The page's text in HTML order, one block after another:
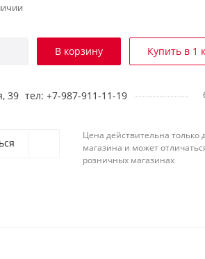
В корзину Купить в 1
39 тел: +7-987-911-11-19
Цена действительна только
магазина и может
розничных магазинах